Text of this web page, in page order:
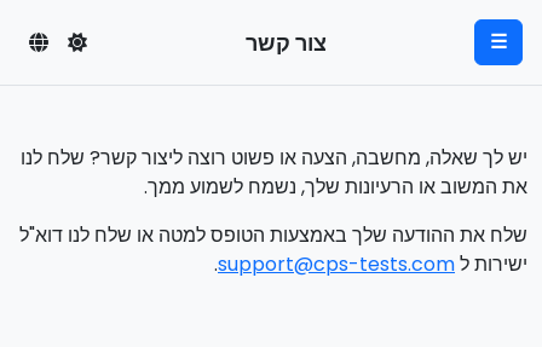
☰ צור קשר
יש לך שאלה, מחשבה, הצעה או פשוט רוצה ליצור קשר? שלח לנו
את המשוב או הרעיונות שלך, נשמח לשמוע ממך.
שלח את ההודעה שלך באמצעות הטופס למטה או שלח לנו דוא"ל
ישירות לsupport@cps-tests.com
.